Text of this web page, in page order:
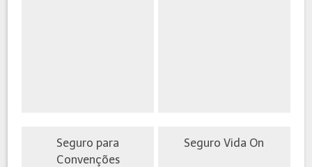
Seguro para
Convenções
Seguro Vida On